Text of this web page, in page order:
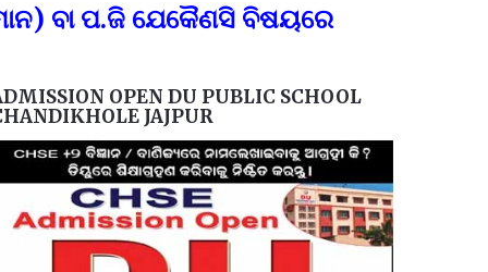
ପ.ଜି ଯେକୈଣସି ବିଷୟରେ FOR
OPEN DU PUBLIC SCHOOL
JAJPUR